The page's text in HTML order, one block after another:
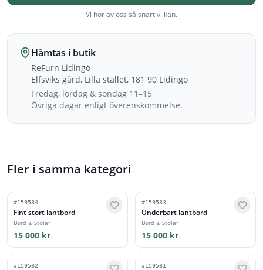
Vi hör av oss så snart vi kan.
Hämtas i butik
ReFurn Lidingö
Elfsviks gård, Lilla stallet, 181 90 Lidingö
Fredag, lördag & söndag 11–15
Övriga dagar enligt överenskommelse.
Fler i samma kategori
#159584
Fint stort lantbord
Bord & Stolar
15 000 kr
#159583
Underbart lantbord
Bord & Stolar
15 000 kr
#159582 #159581